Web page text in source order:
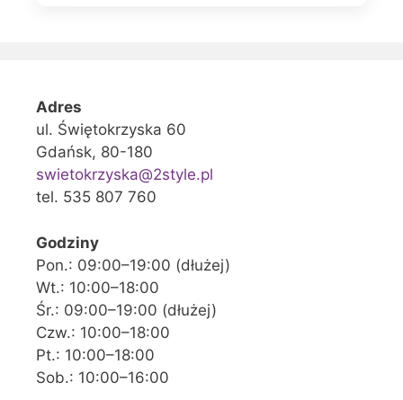
Adres
ul. Świętokrzyska 60
Gdańsk, 80-180
swietokrzyska@2style.pl
tel. 535 807 760
Godziny
Pon.: 09:00–19:00 (dłużej)
Wt.: 10:00–18:00
Śr.: 09:00–19:00 (dłużej)
Czw.: 10:00–18:00
Pt.: 10:00–18:00
Sob.: 10:00–16:00